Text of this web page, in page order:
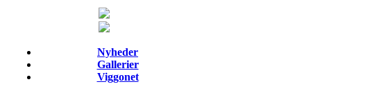
Nyheder
Gallerier
Viggonet